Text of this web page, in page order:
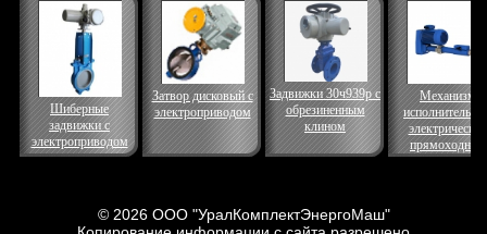
Шиберные
задвижки с
электроприводом
Затвор дисковый с
электроприводом
Задвижки 30ч939р с
обрезиненным
клином
Механизм
электрический
прямоходный
© 2026 ООО "УралКомплектЭнергоМаш"